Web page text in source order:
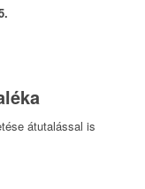
átutalással is